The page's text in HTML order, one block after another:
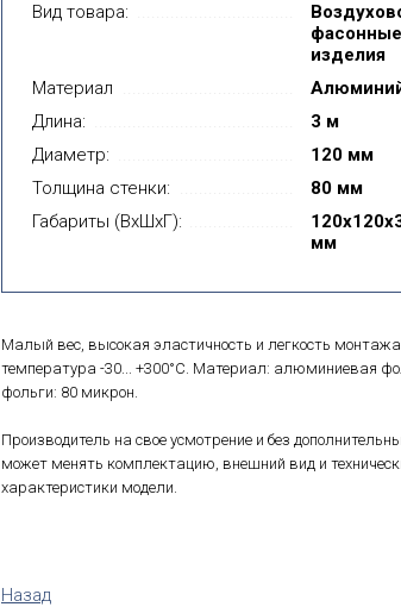
Вид товара:
фасонные
изделия
Материал
Длина:
3 м
Диаметр:
120 мм
Толщина стенки:
80 мм
Габариты (ВxШxГ):
мм
Малый вес, высокая эластичность и легкость
температура -30... +300°C. Материал: алюминиевая
фольги: 80 микрон.
Производитель на свое усмотрение и без
может менять комплектацию, внешний вид и
характеристики модели.
Назад